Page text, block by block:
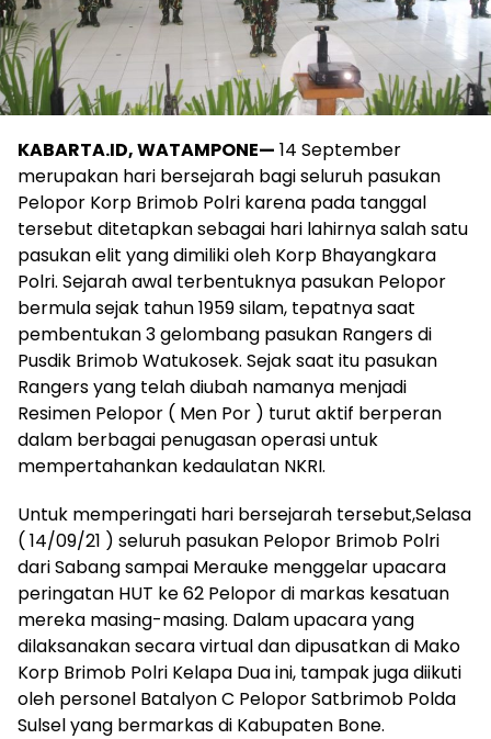
KABARTA.ID, WATAMPONE— 14 September
merupakan hari bersejarah bagi seluruh pasukan
Pelopor Korp Brimob Polri karena pada tanggal
tersebut ditetapkan sebagai hari lahirnya salah satu
pasukan elit yang dimiliki oleh Korp Bhayangkara
Polri. Sejarah awal terbentuknya pasukan Pelopor
bermula sejak tahun 1959 silam, tepatnya saat
pembentukan 3 gelombang pasukan Rangers di
Pusdik Brimob Watukosek. Sejak saat itu pasukan
Rangers yang telah diubah namanya menjadi
Resimen Pelopor ( Men Por ) turut aktif berperan
dalam berbagai penugasan operasi untuk
mempertahankan kedaulatan NKRI.
Untuk memperingati hari bersejarah tersebut,Selasa
( 14/09/21 ) seluruh pasukan Pelopor Brimob Polri
dari Sabang sampai Merauke menggelar upacara
peringatan HUT ke 62 Pelopor di markas kesatuan
mereka masing-masing. Dalam upacara yang
dilaksanakan secara virtual dan dipusatkan di Mako
Korp Brimob Polri Kelapa Dua ini, tampak juga diikuti
oleh personel Batalyon C Pelopor Satbrimob Polda
Sulsel yang bermarkas di Kabupaten Bone.